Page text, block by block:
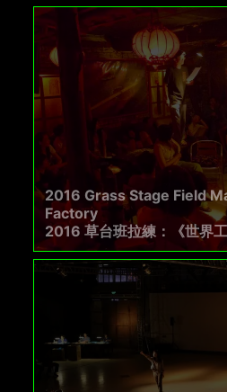
2016 Grass Stage Field
Factory
2016 草台班拉練：《世界工